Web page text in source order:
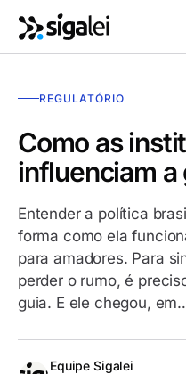
REGULATÓRIO
Como as
influenciam
Entender a política
forma como ela
para amadores. Para
perder o rumo, é
guia. E ele chegou,
Equipe Sigalei